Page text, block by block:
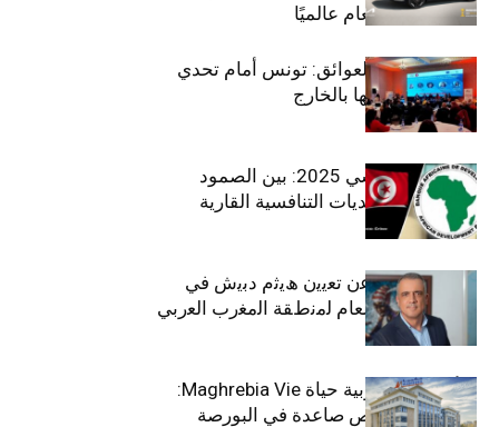
بلقب سيارة العام عالميًا
بين الطموح والعوائق: تونس أمام تحدي
استعادة كفاءاتها بالخارج
الاقتصاد التونسي 2025: بين الصمود
الاجتماعي وتحديات التنافسية القارية
ﺗﯾﺗرا ﺑﺎك ﺗﻌﻠن ﻋن ﺗﻌﯾﯾن ھﯾﺛم دﺑﯾش ﻓﻲ
ﻣﻧﺻب اﻟﻣدﯾر اﻟﻌﺎم ﻟﻣﻧطﻘﺔ اﻟﻣﻐرب اﻟﻌرﺑﻲ
وﻏرب أﻓرﯾﻘﯾﺎ
التأمينات المغربية حياة Maghrebia Vie:
فاعل رائد بفرص صاعدة في البورصة